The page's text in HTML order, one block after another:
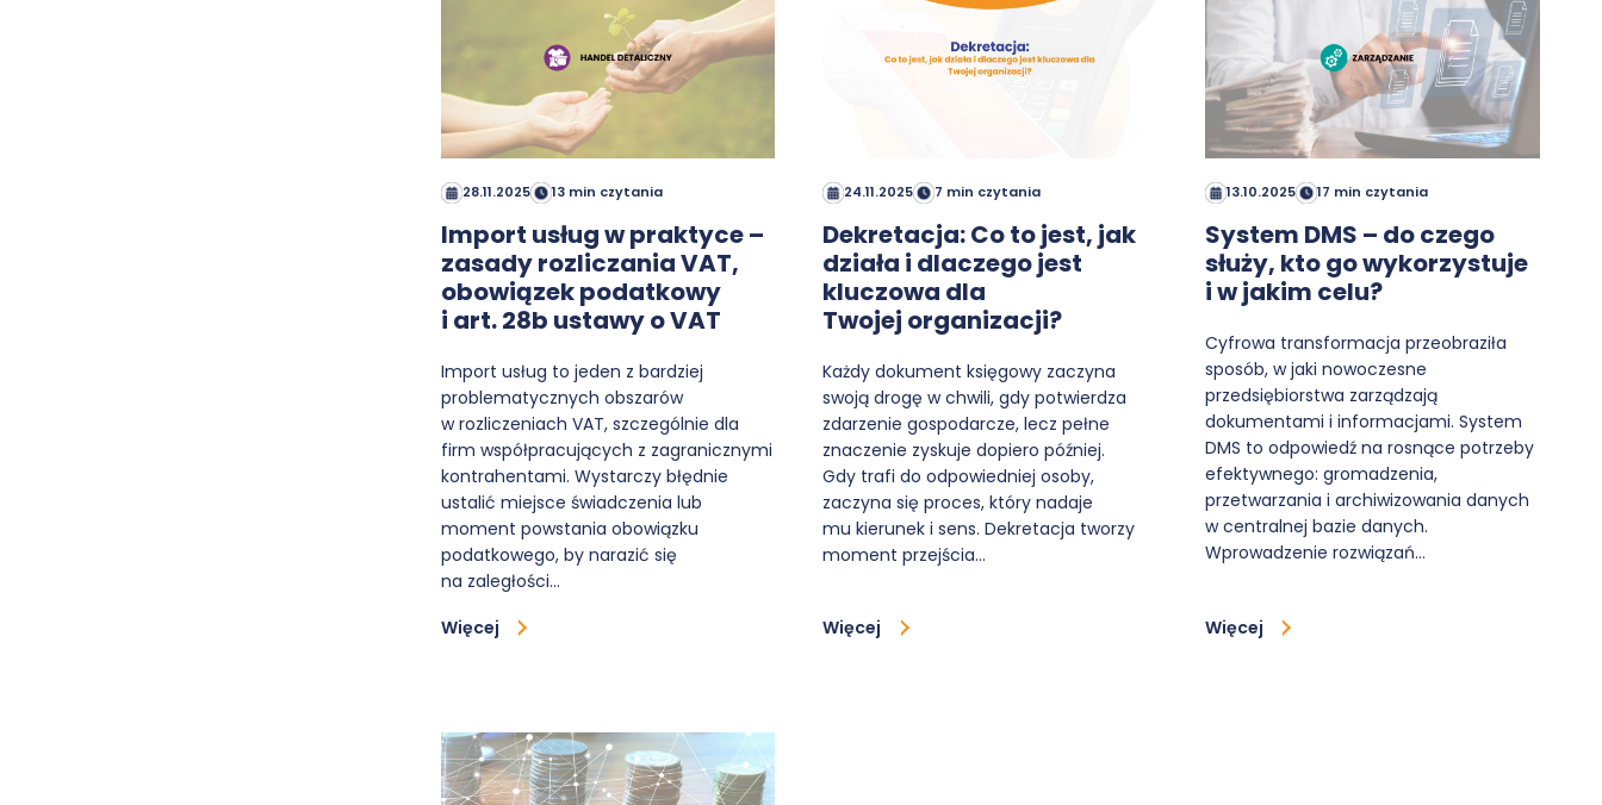
28.11.2025 13 min czytania
Import usług w praktyce –
zasady rozliczania VAT,
obowiązek podatkowy
i art. 28b ustawy o VAT
Import usług to jeden z bardziej
problematycznych obszarów
w rozliczeniach VAT, szczególnie dla
firm współpracujących z zagranicznymi
kontrahentami. Wystarczy błędnie
ustalić miejsce świadczenia lub
moment powstania obowiązku
podatkowego, by narazić się
na zaległości…
Więcej
24.11.2025 7 min czytania
Dekretacja: Co to jest, jak
działa i dlaczego jest
kluczowa dla
Twojej organizacji?
Każdy dokument księgowy zaczyna
swoją drogę w chwili, gdy potwierdza
zdarzenie gospodarcze, lecz pełne
znaczenie zyskuje dopiero później.
Gdy trafi do odpowiedniej osoby,
zaczyna się proces, który nadaje
mu kierunek i sens. Dekretacja tworzy
moment przejścia…
Więcej
13.10.2025 17 min czytania
System DMS – do czego
służy, kto go wykorzystuje
i w jakim celu?
Cyfrowa transformacja przeobraziła
sposób, w jaki nowoczesne
przedsiębiorstwa zarządzają
dokumentami i informacjami. System
DMS to odpowiedź na rosnące potrzeby
efektywnego: gromadzenia,
przetwarzania i archiwizowania danych
w centralnej bazie danych.
Wprowadzenie rozwiązań…
Więcej